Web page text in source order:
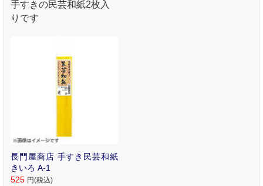
手すきの民芸和紙2枚入
りです
長門屋商店 手すき民芸和紙
きいろ A-1
525 円(税込)